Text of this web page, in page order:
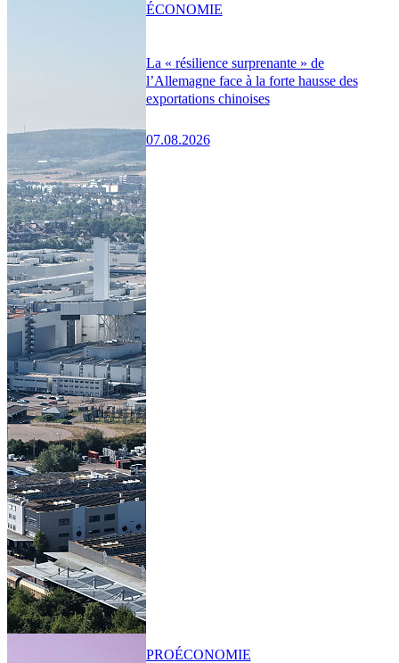
La « résilience surprenante » de
l’Allemagne face à la forte hausse des
exportations chinoises
07.08.2026
ÉCONOMIE
PROÉCONOMIE